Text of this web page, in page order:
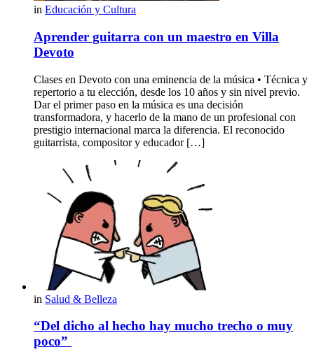
in Educación y Cultura
Aprender guitarra con un maestro en Villa
Devoto
Clases en Devoto con una eminencia de la música • Técnica y
repertorio a tu elección, desde los 10 años y sin nivel previo.
Dar el primer paso en la música es una decisión
transformadora, y hacerlo de la mano de un profesional con
prestigio internacional marca la diferencia. El reconocido
guitarrista, compositor y educador […]
in Salud & Belleza
“Del dicho al hecho hay mucho trecho o muy
poco”